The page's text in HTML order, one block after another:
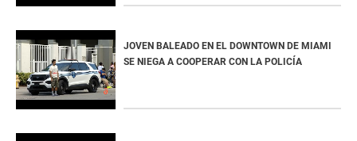
JOVEN BALEADO EN EL DOWNTOWN DE MIAMI
SE NIEGA A COOPERAR CON LA POLICÍA